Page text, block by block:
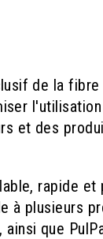
de la fibre
et des
rapide et
à plusieurs
que